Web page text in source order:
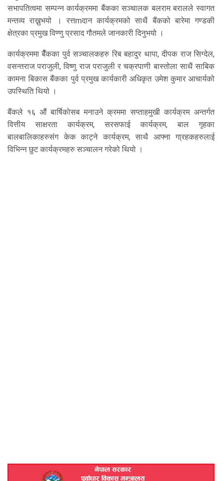
सभापतित्वमा सम्पन्न कार्यक्रममा बैंकका सञ्चालक बलराम बरालले स्वागत
मन्तव्य राख्नुभयो । रत्तmदान कार्यक्रमको साथैं बैंकको बारेमा गण्डकी
क्षेत्रका प्रमुख विण्णु प्रसाद गौतमले जानकारी दिनुभयो ।
कार्यक्रममा बैँकका पुर्व सञ्चालकहरु रिब बहादुर थापा, दीपक राज सिग्देल,
वसन्तराज पराजुली, विष्णु राज पराजुली र चक्रपाणी बास्तोला साथैं साबिक
कामना बिकास बैंकका पुर्व प्रमुख कार्यकारी अधिकृत उमेश कुमार आचार्यको
उपस्थिति थियो ।
बैंकले १६ औं बार्षिकोसब मनाउने क्रममा सप्ताहमुखी कार्यक्रम अन्तर्गत
वित्तीय साक्षरता कार्यक्रम, सरसफाई कार्यक्रम, बाल गृहका
बालबालिकाहरुसंग केक काट्ने कार्यक्रम, साथै आफ्ना गा्रहकहरुलाई
विभिन्न छुट कार्यक्रमहरु सञ्चालन गरेको थियो ।